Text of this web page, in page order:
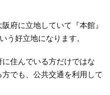
府に立地していて『本館』
う好立地になります。
住んでいる方だけではな
でも、公共交通を利用して